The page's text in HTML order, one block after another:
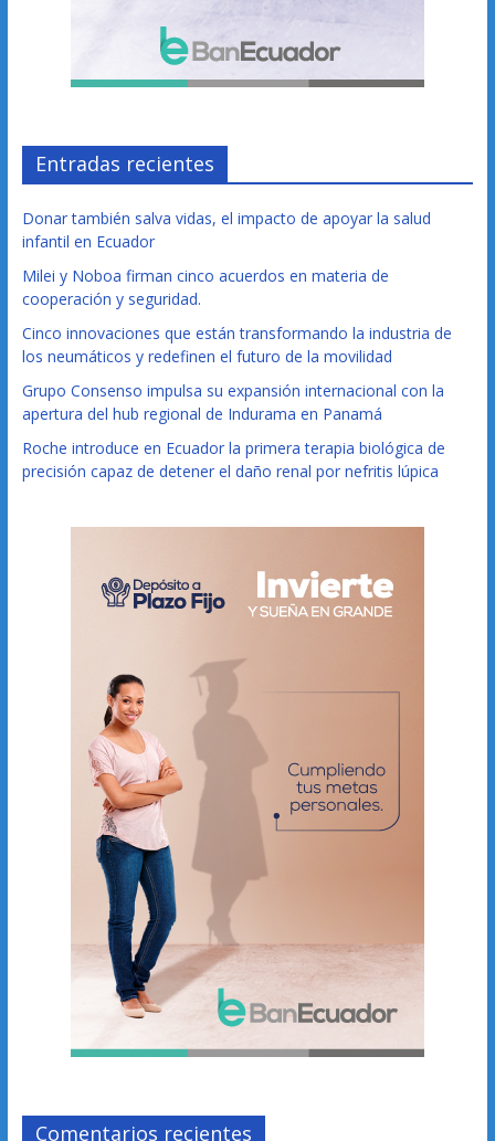
Entradas recientes
Donar también salva vidas, el impacto de apoyar la salud
infantil en Ecuador
Milei y Noboa firman cinco acuerdos en materia de
cooperación y seguridad.
Cinco innovaciones que están transformando la industria de
los neumáticos y redefinen el futuro de la movilidad
Grupo Consenso impulsa su expansión internacional con la
apertura del hub regional de Indurama en Panamá
Roche introduce en Ecuador la primera terapia biológica de
precisión capaz de detener el daño renal por nefritis lúpica
Comentarios recientes